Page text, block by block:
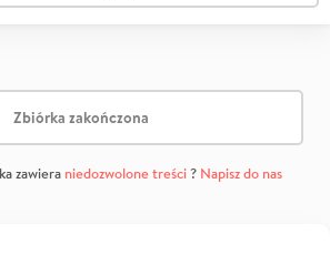
Zbiórka zakończona
zawiera niedozwolone treści? Napisz do nas